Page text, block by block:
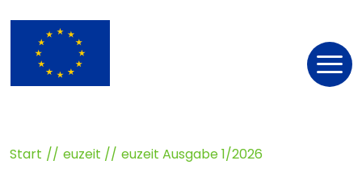
Start euzeit euzeit Ausgabe 1/2026